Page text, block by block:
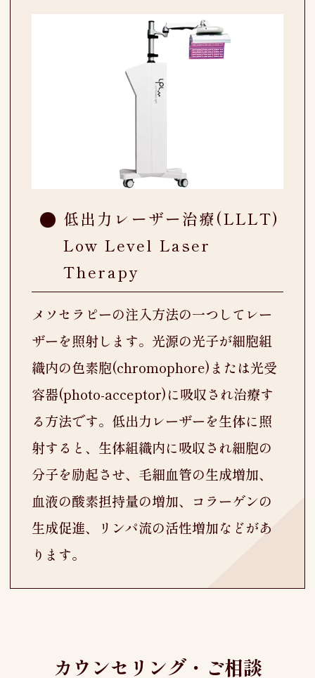
低出力レーザー治療(LLLT)
Low Level Laser
Therapy
メソセラピーの注入方法の一つしてレー
ザーを照射します。光源の光子が細胞組
織内の色素胞(chromophore)または光受
容器(photo-acceptor)に吸収され治療す
る方法です。低出力レーザーを生体に照
射すると、生体組織内に吸収され細胞の
分子を励起させ、毛細血管の生成増加、
血液の酸素担持量の増加、コラーゲンの
生成促進、リンパ流の活性増加などがあ
ります。
カウンセリング・ご相談